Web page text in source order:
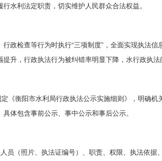
水利法定职责，切实维护人民群众合法权益。
政检查等行为时执行“三项制度”，全面实现执法
升，行政执法行为被纠错率明显下降，水行政执法
《衡阳市水利局行政执法公示实施细则》，明确
体包含事前公示、事中公示和事后公示。
员（照片、执法证编号）、职责、权限、执法依